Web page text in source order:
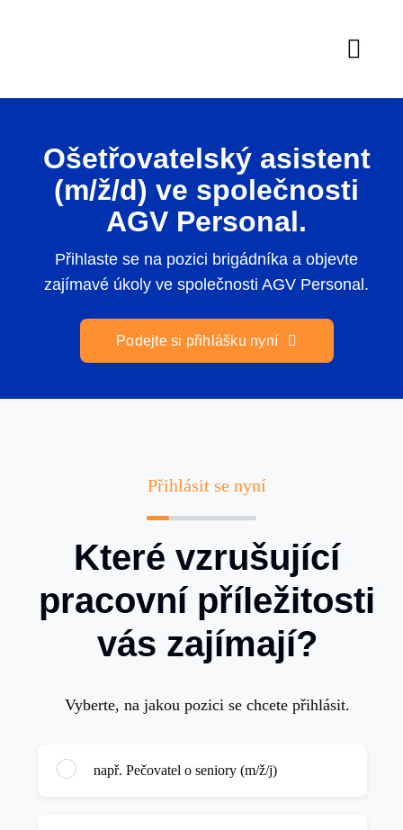
Ošetřovatelský asistent
(m/ž/d) ve společnosti
AGV Personal.
Přihlaste se na pozici brigádníka a objevte
zajímavé úkoly ve společnosti AGV Personal.
Podejte si přihlášku nyní
Přihlásit se nyní
Které vzrušující
pracovní příležitosti
vás zajímají?
Vyberte, na jakou pozici se chcete přihlásit.
např. Pečovatel o seniory (m/ž/j)